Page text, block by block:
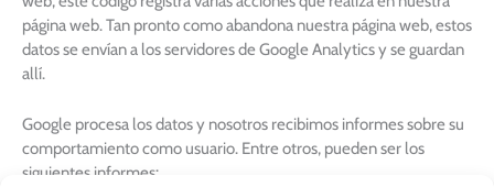
página web. Tan pronto como abandona nuestra página web, estos
datos se envían a los servidores de Google Analytics y se guardan
allí.
Google procesa los datos y nosotros recibimos informes sobre su
comportamiento como usuario. Entre otros, pueden ser los
siguientes informes: